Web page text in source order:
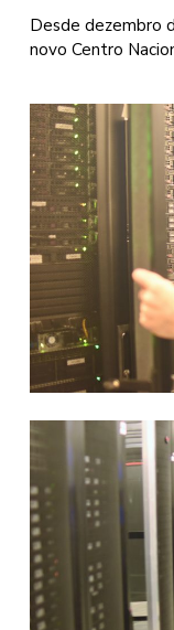
Desde dezembro
novo Centro